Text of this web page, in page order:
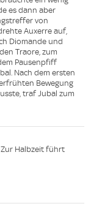
es dann aber
von
Auxerre auf,
Diomande und
Traore, zum
Pausenpfiff
Nach dem ersten
Bewegung
traf Jubal zum
Halbzeit führt